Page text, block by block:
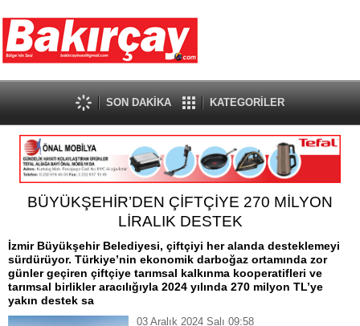
SON DAKİKA KATEGORİLER
BÜYÜKŞEHİR’DEN ÇİFTÇİYE 270 MİLYON
LİRALIK DESTEK
İzmir Büyükşehir Belediyesi, çiftçiyi her alanda desteklemeyi
sürdürüyor. Türkiye’nin ekonomik darboğaz ortamında zor
günler geçiren çiftçiye tarımsal kalkınma kooperatifleri ve
tarımsal birlikler aracılığıyla 2024 yılında 270 milyon TL’ye
yakın destek sa
03 Aralık 2024 Salı 09:58